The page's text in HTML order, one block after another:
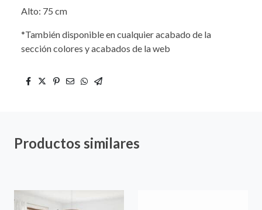
Alto: 75 cm
*También disponible en cualquier acabado de la
sección colores y acabados de la web
Productos similares